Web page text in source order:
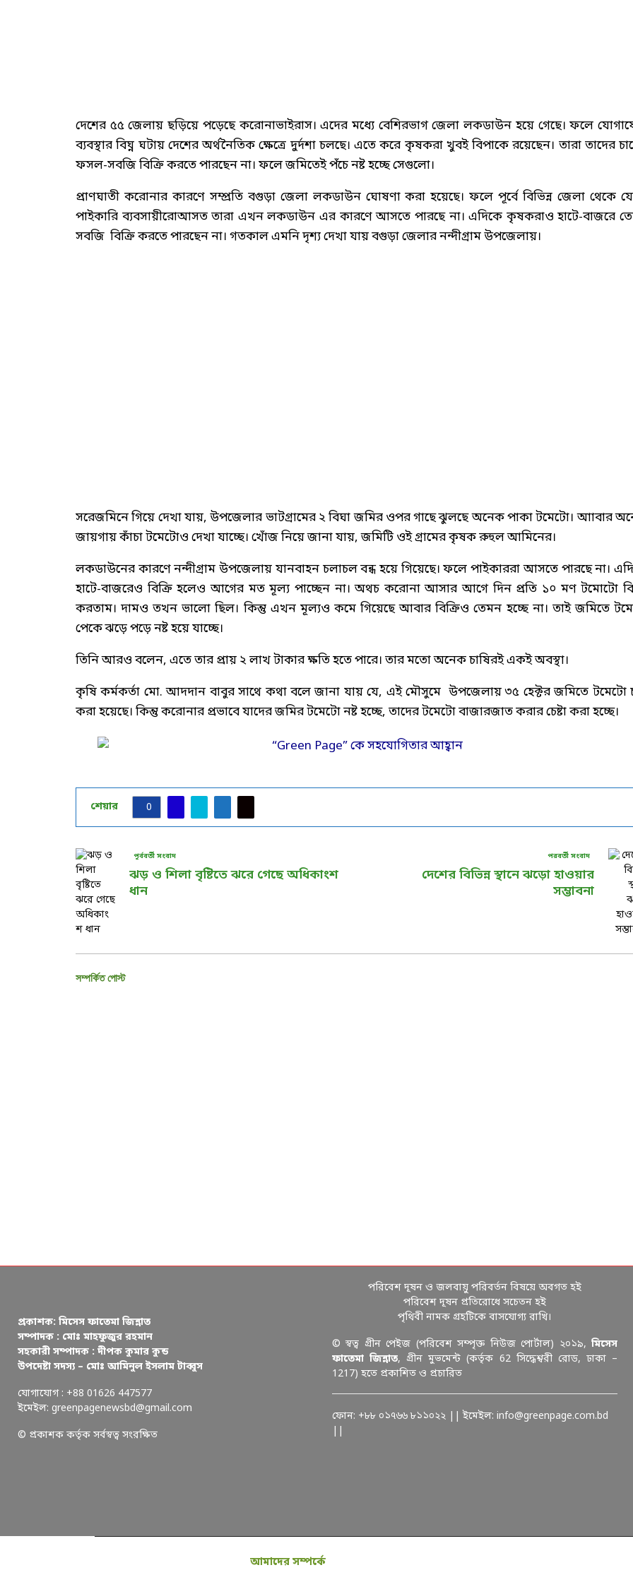
দেশের ৫৫ জেলায় ছড়িয়ে পড়েছে করোনাভাইরাস। এদের মধ্যে বেশিরভাগ জেলা লকডাউন হয়ে গেছে। ফলে
ব্যবস্থার বিঘ্ন ঘটায় দেশের অর্থনৈতিক ক্ষেত্রে দুর্দশা চলছে। এতে করে কৃষকরা খুবই বিপাকে রয়েছেন। তারা তাদের
ফসল-সবজি বিক্রি করতে পারছেন না। ফলে জমিতেই পঁচে নষ্ট হচ্ছে সেগুলো।
প্রাণঘাতী করোনার কারণে সম্প্রতি বগুড়া জেলা লকডাউন ঘোষণা করা হয়েছে। ফলে পূর্বে বিভিন্ন জেলা থেকে
পাইকারি ব্যবসায়ীরােআসত তারা এখন লকডাউন এর কারণে আসতে পারছে না। এদিকে কৃষকরাও হাটে-বাজরে
সবজি বিক্রি করতে পারছেন না। গতকাল এমনি দৃশ্য দেখা যায় বগুড়া জেলার নন্দীগ্রাম উপজেলায়।
সরেজমিনে গিয়ে দেখা যায়, উপজেলার ভাটগ্রামের ২ বিঘা জমির ওপর গাছে ঝুলছে অনেক পাকা টমেটো। আাবার
জায়গায় কাঁচা টমেটোও দেখা যাচ্ছে। খোঁজ নিয়ে জানা যায়, জমিটি ওই গ্রামের কৃষক রুহুল আমিনের।
লকডাউনের কারণে নন্দীগ্রাম উপজেলায় যানবাহন চলাচল বন্ধ হয়ে গিয়েছে। ফলে পাইকাররা আসতে পারছে না।
হাটে-বাজরেও বিক্রি হলেও আগের মত মূল্য পাচ্ছেন না। অথচ করোনা আসার আগে দিন প্রতি ১০ মণ টমোটো
করতাম। দামও তখন ভালো ছিল। কিন্তু এখন মূল্যও কমে গিয়েছে আবার বিক্রিও তেমন হচ্ছে না। তাই জমিতে
পেকে ঝড়ে পড়ে নষ্ট হয়ে যাচ্ছে।
তিনি আরও বলেন, এতে তার প্রায় ২ লাখ টাকার ক্ষতি হতে পারে। তার মতো অনেক চাষিরই একই অবস্থা।
কৃষি কর্মকর্তা মো. আদদান বাবুর সাথে কথা বলে জানা যায় যে, এই মৌসুমে উপজেলায় ৩৫ হেক্টর জমিতে টমেটো
করা হয়েছে। কিন্তু করোনার প্রভাবে যাদের জমির টমেটো নষ্ট হচ্ছে, তাদের টমেটো বাজারজাত করার চেষ্টা করা হচ্ছে।
শেয়ার 0
পূর্ববর্তী সংবাদ
ঝড় ও শিলা বৃষ্টিতে ঝরে গেছে অধিকাংশ
ধান
পরবর্তী সংবাদ
দেশের বিভিন্ন স্থানে ঝড়ো হাওয়ার
সম্ভাবনা
সম্পর্কিত পোস্ট
প্রকাশক: মিসেস ফাতেমা জিন্নাত
সম্পাদক : মোঃ মাহফুজুর রহমান
সহকারী সম্পাদক : দীপক কুমার কুন্ড
উপদেষ্টা সদস্য – মোঃ আমিনুল ইসলাম টাব্বুস
যোগাযোগ : +88 01626 447577
ইমেইল: greenpagenewsbd@gmail.com
© প্রকাশক কর্তৃক সর্বস্বত্ব সংরক্ষিত
পরিবেশ দূষন ও জলবায়ু পরিবর্তন বিষয়ে অবগত হই
পরিবেশ দূষন প্রতিরোধে সচেতন হই
পৃথিবী নামক গ্রহটিকে বাসযোগ্য রাখি।
© স্বত্ব গ্রীন পেইজ (পরিবেশ সম্পৃক্ত নিউজ পোর্টাল) ২০১৯,মিসেস
ফাতেমা জিন্নাত, গ্রীন মুভমেন্ট (কর্তৃক 62 সিদ্ধেশ্বরী রোড, ঢাকা –
1217) হতে প্রকাশিত ও প্রচারিত
ফোন: +৮৮ ০১৭৬৬ ৮১১০২২ || ইমেইল: info@greenpage.com.bd
আমাদের সম্পর্কে